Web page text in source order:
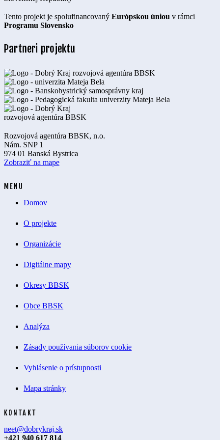
Tento projekt je spolufinancovaný Európskou úniou v rámci
Programu Slovensko
Partneri projektu
Rozvojová agentúra BBSK, n.o.
Nám. SNP 1
974 01 Banská Bystrica
Zobraziť na mape
MENU
Domov
O projekte
Organizácie
Digitálne mapy
Okresy BBSK
Obce BBSK
Analýza
Zásady používania súborov cookie
Vyhlásenie o prístupnosti
Mapa stránky
KONTAKT
neet@dobrykraj.sk
+421 940 617 814